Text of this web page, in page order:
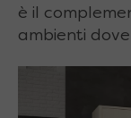
è il
ambienti